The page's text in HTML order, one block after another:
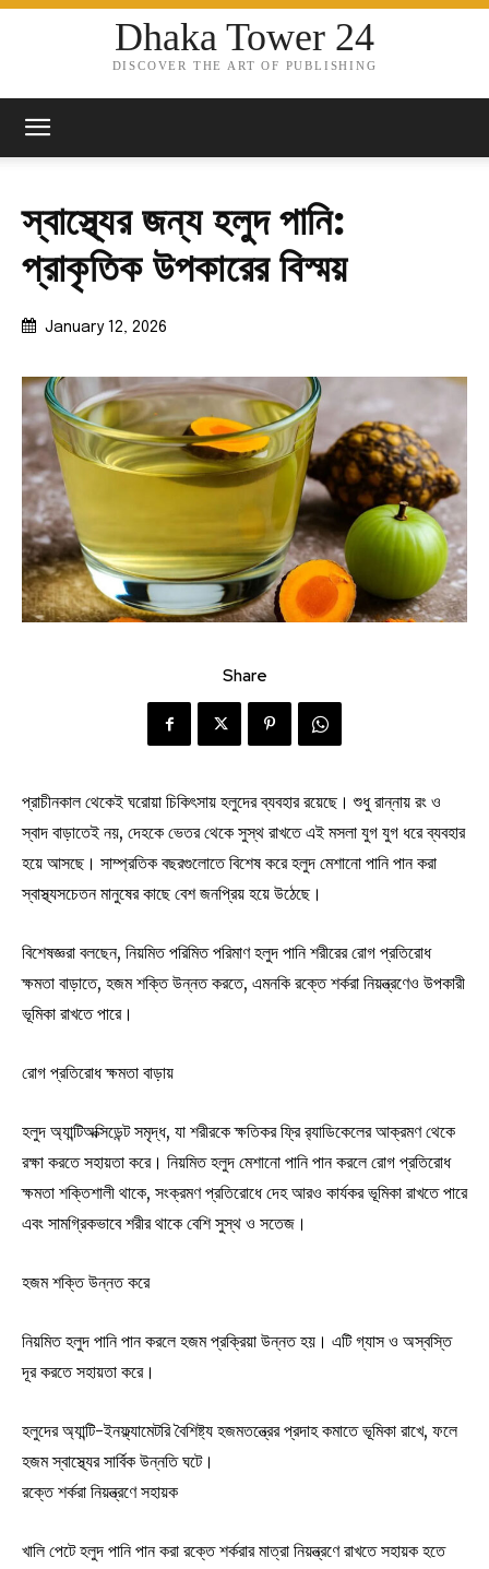
Dhaka Tower 24
DISCOVER THE ART OF PUBLISHING
স্বাস্থ্যের জন্য হলুদ পানি:
প্রাকৃতিক উপকারের বিস্ময়
January 12, 2026
Share
প্রাচীনকাল থেকেই ঘরোয়া চিকিৎসায় হলুদের ব্যবহার রয়েছে। শুধু রান্নায় রং ও
স্বাদ বাড়াতেই নয়, দেহকে ভেতর থেকে সুস্থ রাখতে এই মসলা যুগ যুগ ধরে ব্যবহার
হয়ে আসছে। সাম্প্রতিক বছরগুলোতে বিশেষ করে হলুদ মেশানো পানি পান করা
স্বাস্থ্যসচেতন মানুষের কাছে বেশ জনপ্রিয় হয়ে উঠেছে।
বিশেষজ্ঞরা বলছেন, নিয়মিত পরিমিত পরিমাণ হলুদ পানি শরীরের রোগ প্রতিরোধ
ক্ষমতা বাড়াতে, হজম শক্তি উন্নত করতে, এমনকি রক্তে শর্করা নিয়ন্ত্রণেও উপকারী
ভূমিকা রাখতে পারে।
রোগ প্রতিরোধ ক্ষমতা বাড়ায়
হলুদ অ্যান্টিঅক্সিডেন্ট সমৃদ্ধ, যা শরীরকে ক্ষতিকর ফ্রি র‌্যাডিকেলের আক্রমণ থেকে
রক্ষা করতে সহায়তা করে। নিয়মিত হলুদ মেশানো পানি পান করলে রোগ প্রতিরোধ
ক্ষমতা শক্তিশালী থাকে, সংক্রমণ প্রতিরোধে দেহ আরও কার্যকর ভূমিকা রাখতে পারে
এবং সামগ্রিকভাবে শরীর থাকে বেশি সুস্থ ও সতেজ।
হজম শক্তি উন্নত করে
নিয়মিত হলুদ পানি পান করলে হজম প্রক্রিয়া উন্নত হয়। এটি গ্যাস ও অস্বস্তি
দূর করতে সহায়তা করে।
হলুদের অ্যান্টি-ইনফ্ল্যামেটরি বৈশিষ্ট্য হজমতন্ত্রের প্রদাহ কমাতে ভূমিকা রাখে, ফলে
হজম স্বাস্থ্যের সার্বিক উন্নতি ঘটে।
রক্তে শর্করা নিয়ন্ত্রণে সহায়ক
খালি পেটে হলুদ পানি পান করা রক্তে শর্করার মাত্রা নিয়ন্ত্রণে রাখতে সহায়ক হতে